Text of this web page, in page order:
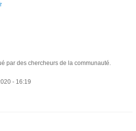
par des chercheurs de la communauté.
- 16:19